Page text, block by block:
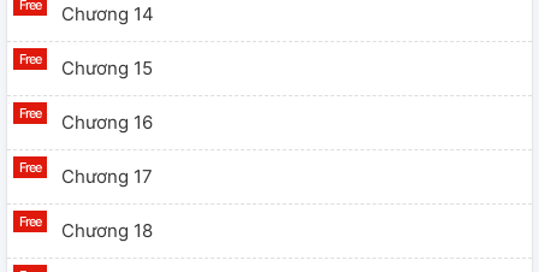
Chương 14
Chương 15
Chương 16
Chương 17
Chương 18